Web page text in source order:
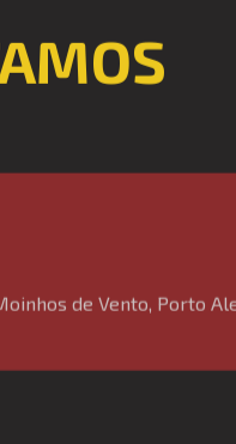
de Vento, Porto